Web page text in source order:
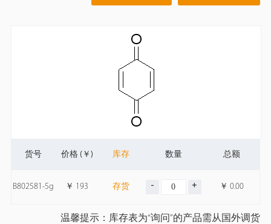
货号 价格 (￥) 库存 数量 总额
B802581-5g ￥ 193 存货 ￥ 0.00
温馨提示：库存表为“询问”的产品需从国外调货